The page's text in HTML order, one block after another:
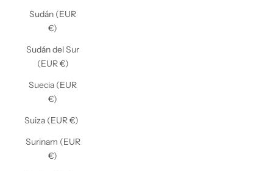
Sudán (EUR
€)
Sudán del Sur
(EUR €)
Suecia (EUR
€)
Suiza (EUR €)
Surinam (EUR
€)